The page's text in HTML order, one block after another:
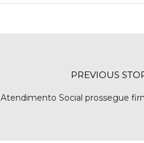
PREVIOUS
Atendimento Social prossegue